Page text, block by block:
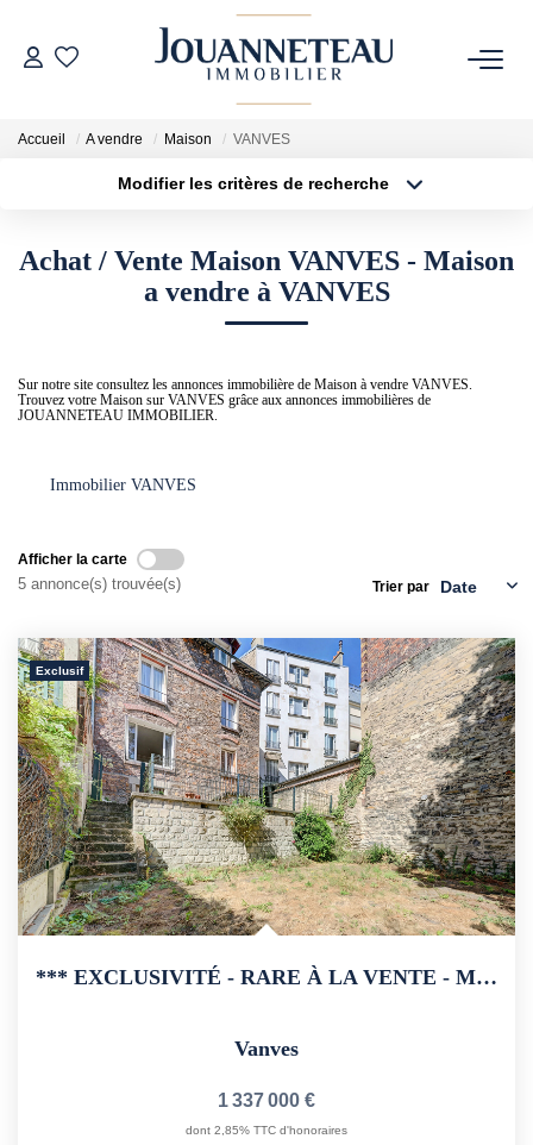
OFF-MARKET
ESTIMER
Estimation En Ligne
Accueil A vendre Maison VANVES
Modifier les critères de recherche
Type de bien
Surface min
Créer une alerte
Achat / Vente Maison VANVES - Maison
a vendre à VANVES
Sur notre site consultez les annonces immobilière de Maison à vendre VANVES.
Trouvez votre Maison sur VANVES grâce aux annonces immobilières de
JOUANNETEAU IMMOBILIER.
Immobilier VANVES
Afficher la carte
5 annonce(s) trouvée(s) Trier par
Exclusif
*** EXCLUSIVITÉ - RARE À LA VENTE - Maison En Meulière À...
Vanves
1 337 000 €
dont 2,85% TTC d'honoraires